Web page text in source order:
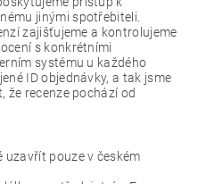
jinými spotřebiteli.
zajišťujeme a kontrolujeme
s konkrétními
systému u každého
ID objednávky, a tak jsme
že recenze pochází od
uzavřít pouze v českém